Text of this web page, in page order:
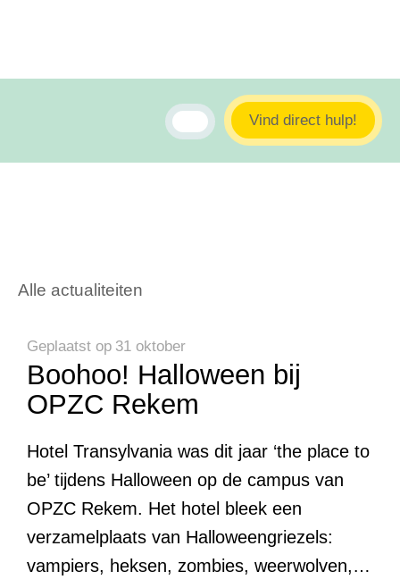
Vind direct hulp!
Alle actualiteiten
Geplaatst op 31 oktober
Boohoo! Halloween bij
OPZC Rekem
Hotel Transylvania was dit jaar ‘the place to
be’ tijdens Halloween op de campus van
OPZC Rekem. Het hotel bleek een
verzamelplaats van Halloweengriezels:
vampiers, heksen, zombies, weerwolven,…